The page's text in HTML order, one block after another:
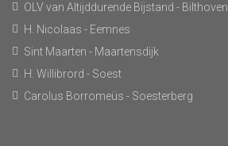
OLV van Altijddurende Bijstand - Bilthoven
H. Nicolaas - Eemnes
Sint Maarten - Maartensdijk
H. Willibrord - Soest
Carolus Borromeüs - Soesterberg